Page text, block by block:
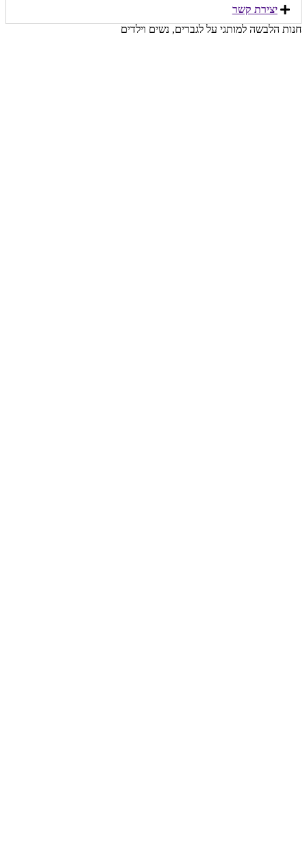
יצירת קשר​
חנות הלבשה למותגי על לגברים, נשים וילדים